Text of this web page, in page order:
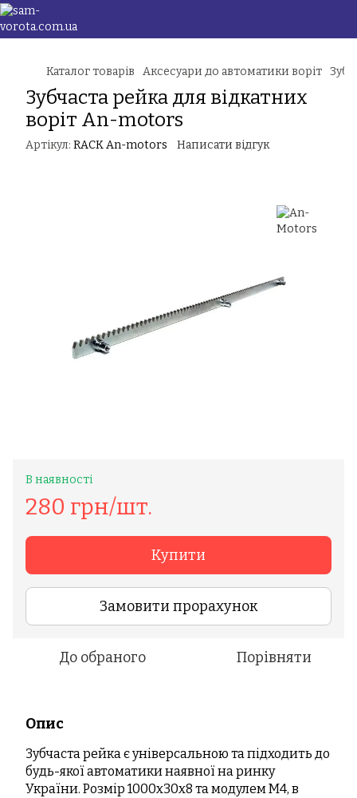
Каталог товарів Аксесуари до автоматики воріт
Зубчаста рейка для відкатних
воріт An-motors
Артікул: RACK An-motors Написати відгук
В наявності
280 грн/шт.
Купити
Замовити прорахунок
До обраного Порівняти
Опис
Зубчаста рейка є універсальною та підходить до
будь-якої автоматики наявної на ринку
України. Розмір 1000х30x8 та модулем M4, в